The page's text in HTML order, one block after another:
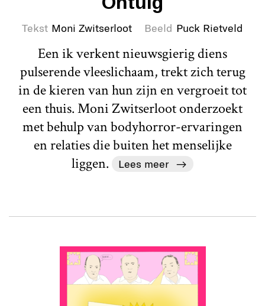
Tekst Moni Zwitserloot Beeld Puck Rietveld
Een ik verkent nieuwsgierig diens
pulserende vleeslichaam, trekt zich terug
in de kieren van hun zijn en vergroeit tot
een thuis. Moni Zwitserloot onderzoekt
met behulp van bodyhorror-ervaringen
en relaties die buiten het menselijke
liggen.
Lees meer